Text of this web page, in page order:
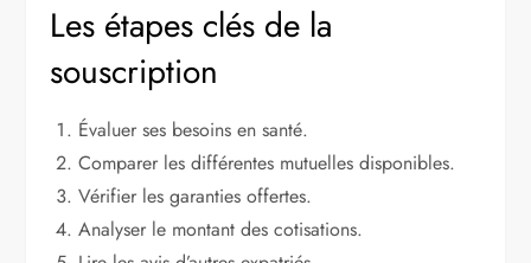
Les étapes clés de la
souscription
Évaluer ses besoins en santé.
Comparer les différentes mutuelles disponibles.
Vérifier les garanties offertes.
Analyser le montant des cotisations.